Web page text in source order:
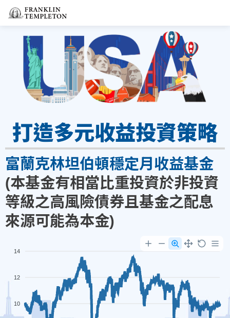
打造多元收益投資策略
富蘭克林坦伯頓穩定月收益基金
(本基金有相當比重投資於非投資
等級之高風險債券且基金之配息
來源可能為本金)
14
12
10